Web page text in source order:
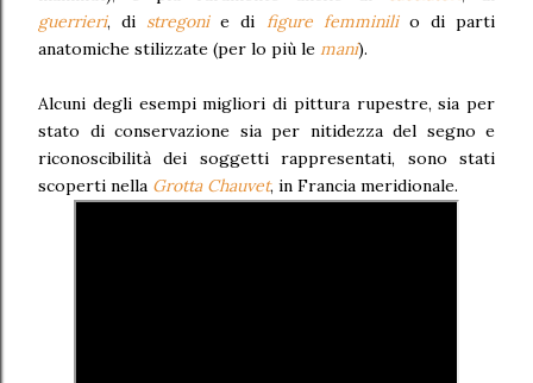
guerrieri, di stregonie di figure femminilio di parti
anatomiche stilizzate (per lo più le mani).
Alcuni degli esempi migliori di pittura rupestre, sia per
stato di conservazione sia per nitidezza del segno e
riconoscibilità dei soggetti rappresentati, sono stati
scoperti nella Grotta Chauvet, in Francia meridionale.